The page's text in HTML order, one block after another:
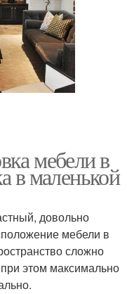
мебели в
в маленькой
довольно
мебели в
сложно
этом максимально